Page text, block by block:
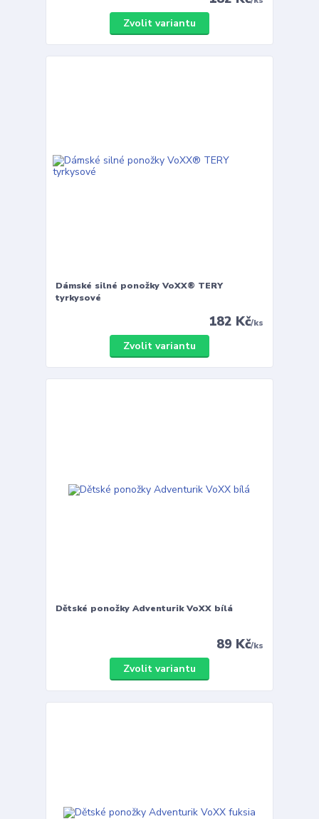
Zvolit variantu
Dámské silné ponožky VoXX® TERY
tyrkysové
182 Kč/ks
Zvolit variantu
Dětské ponožky Adventurik VoXX bílá
89 Kč/ks
Zvolit variantu